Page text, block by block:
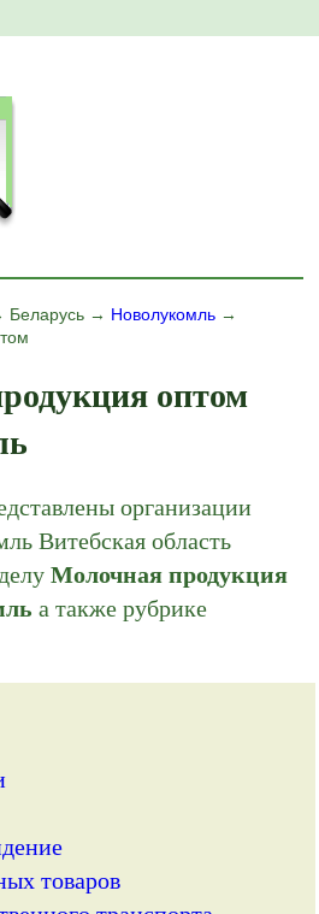
Беларусь → Новолукомль →
оптом
организации
Витебская область
Молочная продукция
а также рубрике
товаров